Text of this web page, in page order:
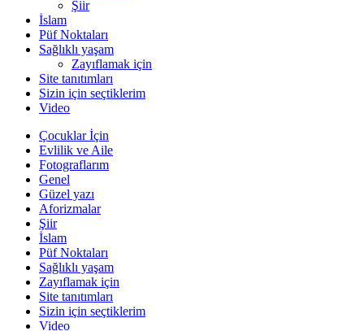
Şiir
İslam
Püf Noktaları
Sağlıklı yaşam
Zayıflamak için
Site tanıtımları
Sizin için seçtiklerim
Video
Çocuklar İçin
Evlilik ve Aile
Fotograflarım
Genel
Güzel yazı
Aforizmalar
Şiir
İslam
Püf Noktaları
Sağlıklı yaşam
Zayıflamak için
Site tanıtımları
Sizin için seçtiklerim
Video